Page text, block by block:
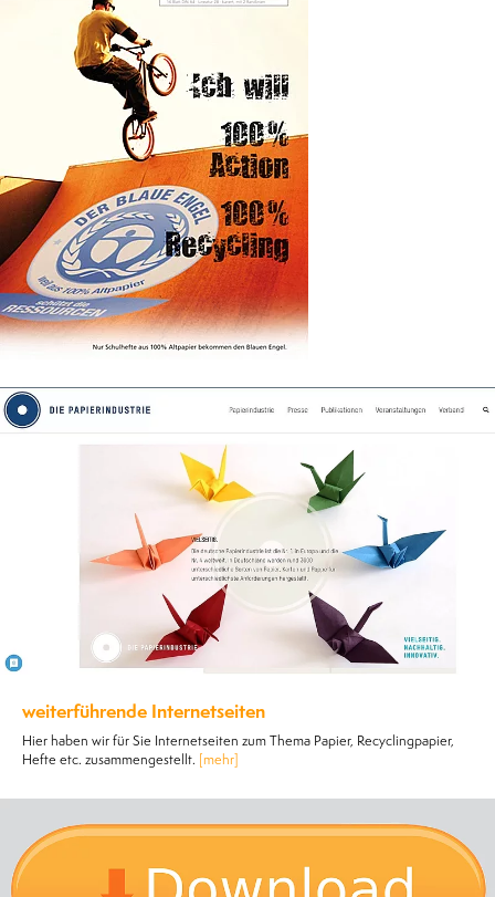
weiterführende Internetseiten
Hier haben wir für Sie Internetseiten zum Thema Papier, Recyclingpapier,
Hefte etc. zusammengestellt. [mehr]